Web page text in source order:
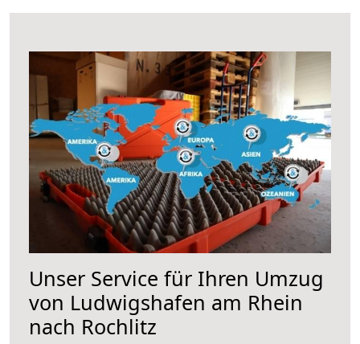
Unser Service für Ihren Umzug
von Ludwigshafen am Rhein
nach Rochlitz